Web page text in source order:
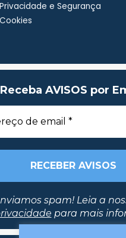
e Segurança
Receba AVISOS por
spam! Leia a
para mais